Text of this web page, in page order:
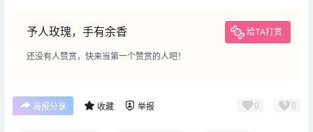
予人玫瑰，手有余香 给TA打赏
还没有人赞赏，快来当第一个赞赏的人吧！
海报分享 收藏 举报 0 0